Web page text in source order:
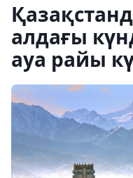
алдағы
ауа райы